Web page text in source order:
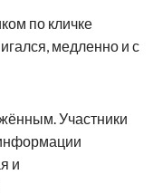
по кличке
медленно и с
Участники
и